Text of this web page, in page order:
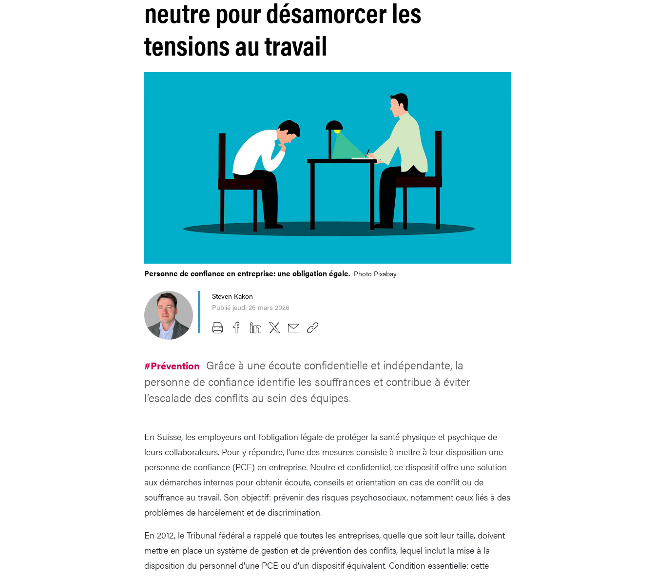
neutre pour désamorcer les
tensions au travail
Personne de confiance en entreprise: une obligation égale. Photo Pixabay
Steven Kakon
Publié jeudi 26 mars 2026
#Prévention Grâce à une écoute confidentielle et indépendante, la
personne de confiance identifie les souffrances et contribue à éviter
l’escalade des conflits au sein des équipes.
En Suisse, les employeurs ont l’obligation légale de protéger la santé physique et psychique de
leurs collaborateurs. Pour y répondre, l’une des mesures consiste à mettre à leur disposition une
personne de confiance (PCE) en entreprise. Neutre et confidentiel, ce dispositif offre une solution
aux démarches internes pour obtenir écoute, conseils et orientation en cas de conflit ou de
souffrance au travail. Son objectif: prévenir des risques psychosociaux, notamment ceux liés à des
problèmes de harcèlement et de discrimination.
En 2012, le Tribunal fédéral a rappelé que toutes les entreprises, quelle que soit leur taille, doivent
mettre en place un système de gestion et de prévention des conflits, lequel inclut la mise à la
disposition du personnel d’une PCE ou d’un dispositif équivalent. Condition essentielle: cette